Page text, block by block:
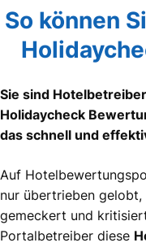
So können
Sie sind
Holidaycheck
das schnell und
Auf
nur übertrieben gelobt,
gemeckert und
Portalbetreiber diese